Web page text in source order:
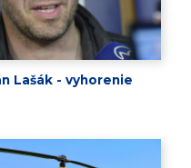
Lašák - vyhorenie